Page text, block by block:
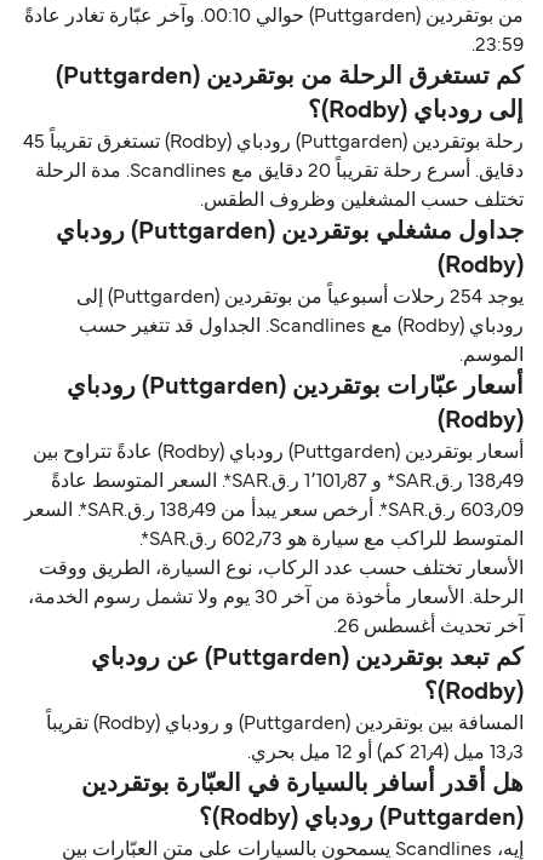
من بوتقردين (Puttgarden) حوالي 00:10. وآخر عبّارة تغادر عادةً
23:59.
كم تستغرق الرحلة من بوتقردين (Puttgarden)
إلى رودباي (Rodby)؟
رحلة بوتقردين (Puttgarden) رودباي (Rodby) تستغرق تقريباً 45
دقايق. أسرع رحلة تقريباً 20 دقايق مع Scandlines. مدة الرحلة
تختلف حسب المشغلين وظروف الطقس.
جداول مشغلي بوتقردين (Puttgarden) رودباي
(Rodby)
يوجد 254 رحلات أسبوعياً من بوتقردين (Puttgarden) إلى
رودباي (Rodby) مع Scandlines. الجداول قد تتغير حسب
الموسم.
أسعار عبّارات بوتقردين (Puttgarden) رودباي
(Rodby)
أسعار بوتقردين (Puttgarden) رودباي (Rodby) عادةً تتراوح بين
138٫49 ر.ق.‏SAR* و 1٬101٫87 ر.ق.‏SAR*. السعر المتوسط عادةً
603٫09 ر.ق.‏SAR*. أرخص سعر يبدأ من 138٫49 ر.ق.‏SAR*. السعر
المتوسط للراكب مع سيارة هو 602٫73 ر.ق.‏SAR*.
الأسعار تختلف حسب عدد الركاب، نوع السيارة، الطريق ووقت
الرحلة. الأسعار مأخوذة من آخر 30 يوم ولا تشمل رسوم الخدمة،
آخر تحديث أغسطس 26.
كم تبعد بوتقردين (Puttgarden) عن رودباي
(Rodby)؟
المسافة بين بوتقردين (Puttgarden) و رودباي (Rodby) تقريباً
13٫3 ميل (21٫4 كم) أو 12 ميل بحري.
هل أقدر أسافر بالسيارة في العبّارة بوتقردين
(Puttgarden) رودباي (Rodby)؟
إيه، Scandlines يسمحون بالسيارات على متن العبّارات بين